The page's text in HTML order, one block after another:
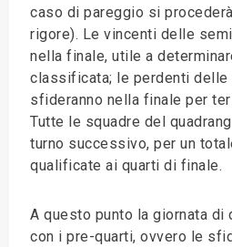
caso di pareggio si
rigore). Le vincenti delle
nella finale, utile a
classificata; le perdenti
sfideranno nella finale per
Tutte le squadre del
turno successivo, per un
qualificate ai quarti di finale.
A questo punto la giornata di
con i pre-quarti, ovvero le